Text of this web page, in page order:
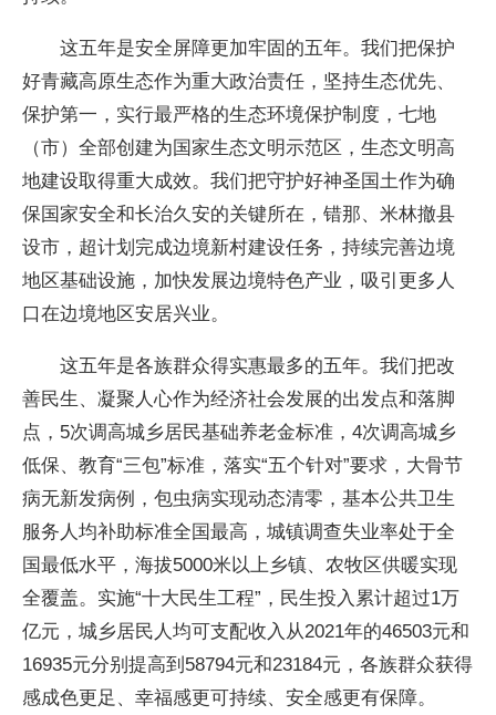
这五年是安全屏障更加牢固的五年。我们把保护
好青藏高原生态作为重大政治责任，坚持生态优先、
保护第一，实行最严格的生态环境保护制度，七地
（市）全部创建为国家生态文明示范区，生态文明高
地建设取得重大成效。我们把守护好神圣国土作为确
保国家安全和长治久安的关键所在，错那、米林撤县
设市，超计划完成边境新村建设任务，持续完善边境
地区基础设施，加快发展边境特色产业，吸引更多人
口在边境地区安居兴业。
这五年是各族群众得实惠最多的五年。我们把改
善民生、凝聚人心作为经济社会发展的出发点和落脚
点，5次调高城乡居民基础养老金标准，4次调高城乡
低保、教育“三包”标准，落实“五个针对”要求，大骨节
病无新发病例，包虫病实现动态清零，基本公共卫生
服务人均补助标准全国最高，城镇调查失业率处于全
国最低水平，海拔5000米以上乡镇、农牧区供暖实现
全覆盖。实施“十大民生工程”，民生投入累计超过1万
亿元，城乡居民人均可支配收入从2021年的46503元和
16935元分别提高到58794元和23184元，各族群众获得
感成色更足、幸福感更可持续、安全感更有保障。